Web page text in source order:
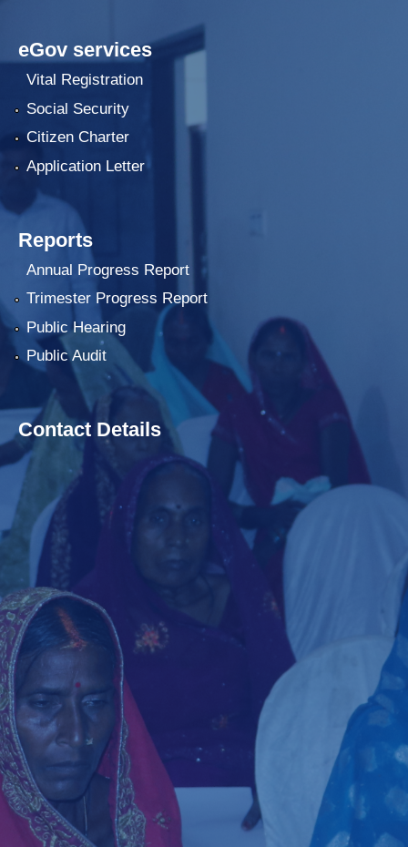
eGov services
Vital Registration
Social Security
Citizen Charter
Application Letter
Reports
Annual Progress Report
Trimester Progress Report
Public Hearing
Public Audit
Contact Details